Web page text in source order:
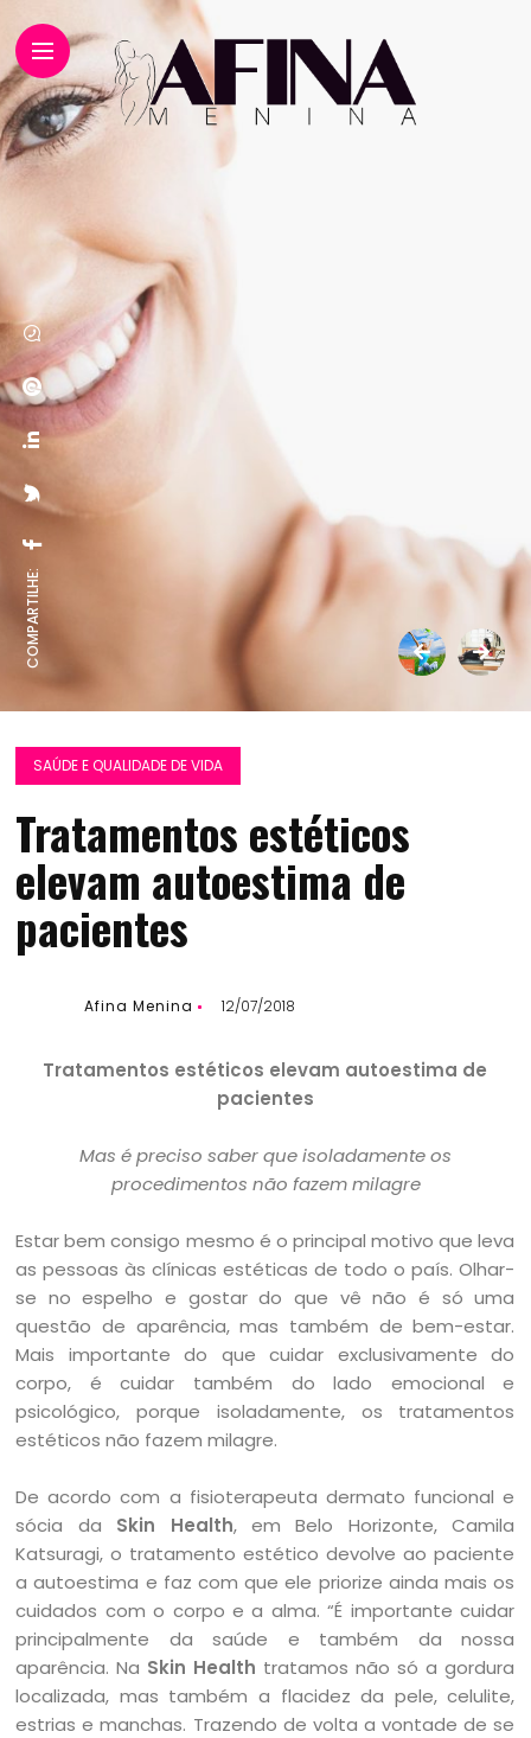
COMPARTILHE:
SAÚDE E QUALIDADE DE VIDA
Tratamentos estéticos
elevam autoestima de
pacientes
Afina Menina 12/07/2018
Tratamentos estéticos elevam autoestima de
pacientes
Mas é preciso saber que isoladamente os
procedimentos não fazem milagre
Estar bem consigo mesmo é o principal motivo que leva
as pessoas às clínicas estéticas de todo o país. Olhar-
se no espelho e gostar do que vê não é só uma
questão de aparência, mas também de bem-estar.
Mais importante do que cuidar exclusivamente do
corpo, é cuidar também do lado emocional e
psicológico, porque isoladamente, os tratamentos
estéticos não fazem milagre.
De acordo com a fisioterapeuta dermato funcional e
sócia da Skin Health, em Belo Horizonte, Camila
Katsuragi, o tratamento estético devolve ao paciente
a autoestima e faz com que ele priorize ainda mais os
cuidados com o corpo e a alma. “É importante cuidar
principalmente da saúde e também da nossa
aparência. Na Skin Health tratamos não só a gordura
localizada, mas também a flacidez da pele, celulite,
estrias e manchas. Trazendo de volta a vontade de se